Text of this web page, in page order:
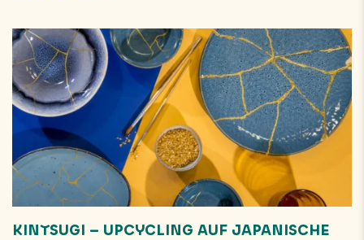
KINTSUGI – UPCYCLING AUF JAPANISCHE